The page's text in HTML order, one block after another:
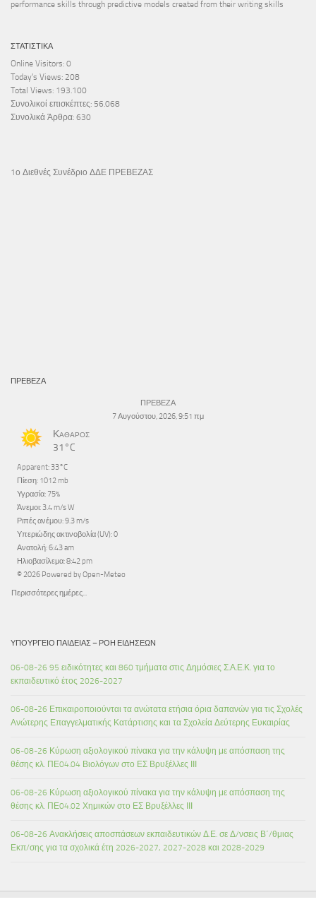
ΣΤΑΤΙΣΤΙΚΆ
Online Visitors: 0
Today's Views: 208
Total Views: 193.100
Συνολικοί επισκέπτες: 56.068
Συνολικά Άρθρα: 630
1ο Διεθνές Συνέδριο ΔΔΕ ΠΡΕΒΕΖΑΣ
ΠΡΕΒΕΖΑ
ΠΡΕΒΕΖΑ
7 Αυγούστου, 2026, 9:51 πμ
Καθαρός
31°C
Apparent: 33°C
Πίεση: 1012 mb
Υγρασία: 75%
Άνεμοι: 3.4 m/s W
Ριπές ανέμου: 9.3 m/s
Υπεριώδης ακτινοβολία (UV): 0
Ανατολή: 6:43 am
Ηλιοβασίλεμα: 8:42 pm
© 2026 Powered by Open-Meteo
Περισσότερες ημέρες...
ΥΠΟΥΡΓΕΊΟ ΠΑΙΔΕΊΑΣ – ΡΟΉ ΕΙΔΉΣΕΩΝ
06-08-26 95 ειδικότητες και 860 τμήματα στις Δημόσιες Σ.Α.Ε.Κ. για το
εκπαιδευτικό έτος 2026-2027
06-08-26 Επικαιροποιούνται τα ανώτατα ετήσια όρια δαπανών για τις Σχολές
Ανώτερης Επαγγελματικής Κατάρτισης και τα Σχολεία Δεύτερης Ευκαιρίας
06-08-26 Κύρωση αξιολογικού πίνακα για την κάλυψη με απόσπαση της
θέσης κλ. ΠΕ04.04 Βιολόγων στο ΕΣ Βρυξέλλες ΙΙΙ
06-08-26 Κύρωση αξιολογικού πίνακα για την κάλυψη με απόσπαση της
θέσης κλ. ΠΕ04.02 Χημικών στο ΕΣ Βρυξέλλες ΙΙΙ
06-08-26 Ανακλήσεις αποσπάσεων εκπαιδευτικών Δ.Ε. σε Δ/νσεις Β΄/θμιας
Εκπ/σης για τα σχολικά έτη 2026-2027, 2027-2028 και 2028-2029